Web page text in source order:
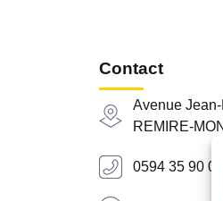
Contact
Avenue
REMIRE-
0594 35 90 00